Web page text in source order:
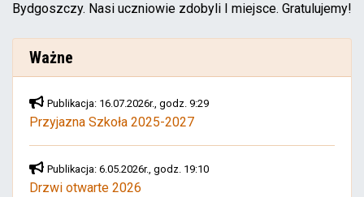
Bydgoszczy. Nasi uczniowie zdobyli I miejsce. Gratulujemy!
Ważne
Publikacja: 16.07.2026r., godz. 9:29
Przyjazna Szkoła 2025-2027
Publikacja: 6.05.2026r., godz. 19:10
Drzwi otwarte 2026